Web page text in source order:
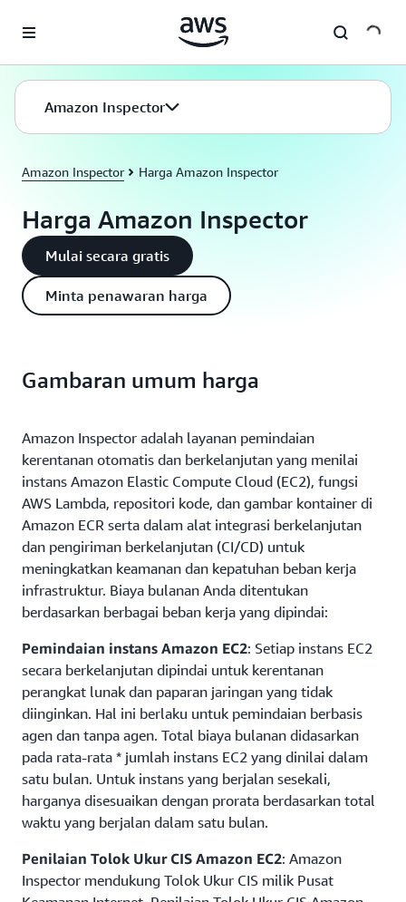
Amazon Inspector
Amazon Inspector Harga Amazon Inspector
Harga Amazon Inspector
Mulai secara gratis
Minta penawaran harga
Gambaran umum harga
Amazon Inspector adalah layanan pemindaian
kerentanan otomatis dan berkelanjutan yang menilai
instans Amazon Elastic Compute Cloud (EC2), fungsi
AWS Lambda, repositori kode, dan gambar kontainer di
Amazon ECR serta dalam alat integrasi berkelanjutan
dan pengiriman berkelanjutan (CI/CD) untuk
meningkatkan keamanan dan kepatuhan beban kerja
infrastruktur. Biaya bulanan Anda ditentukan
berdasarkan berbagai beban kerja yang dipindai:
Pemindaian instans Amazon EC2: Setiap instans EC2
secara berkelanjutan dipindai untuk kerentanan
perangkat lunak dan paparan jaringan yang tidak
diinginkan. Hal ini berlaku untuk pemindaian berbasis
agen dan tanpa agen. Total biaya bulanan didasarkan
pada rata-rata * jumlah instans EC2 yang dinilai dalam
satu bulan. Untuk instans yang berjalan sesekali,
harganya disesuaikan dengan prorata berdasarkan total
waktu yang berjalan dalam satu bulan.
Penilaian Tolok Ukur CIS Amazon EC2: Amazon
Inspector mendukung Tolok Ukur CIS milik Pusat